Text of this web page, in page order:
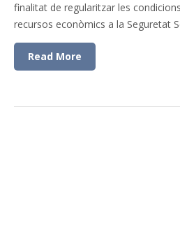
finalitat de regularitzar les
recursos econòmics a la Seguretat
Read More